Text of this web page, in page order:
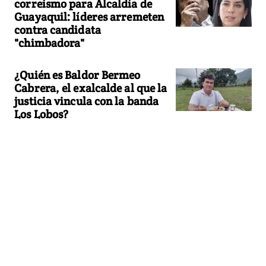
correísmo para Alcaldía de
Guayaquil: líderes arremeten
contra candidata
"chimbadora"
¿Quién es Baldor Bermeo
Cabrera, el exalcalde al que la
justicia vincula con la banda
Los Lobos?